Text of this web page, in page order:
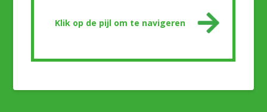
Klik op de pijl om te navigeren